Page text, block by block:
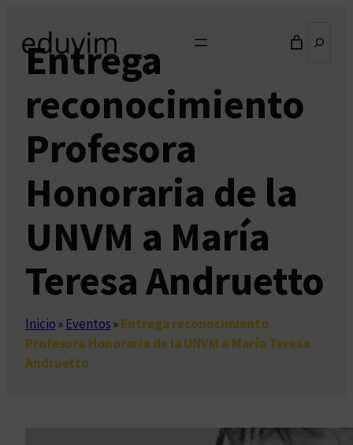
contenido
Entrega
reconocimiento
Profesora
Honoraria de la
UNVM a María
Teresa Andruetto
Inicio» Eventos»Entrega reconocimiento
Profesora Honoraria de la UNVM a María Teresa
Andruetto